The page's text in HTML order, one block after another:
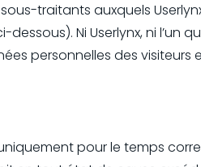
traitants auxquels
Ni Userlynx, ni l’un
personnelles des visiteurs
pour le temps